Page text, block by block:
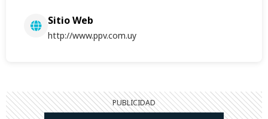
Sitio Web
http://www.ppv.com.uy